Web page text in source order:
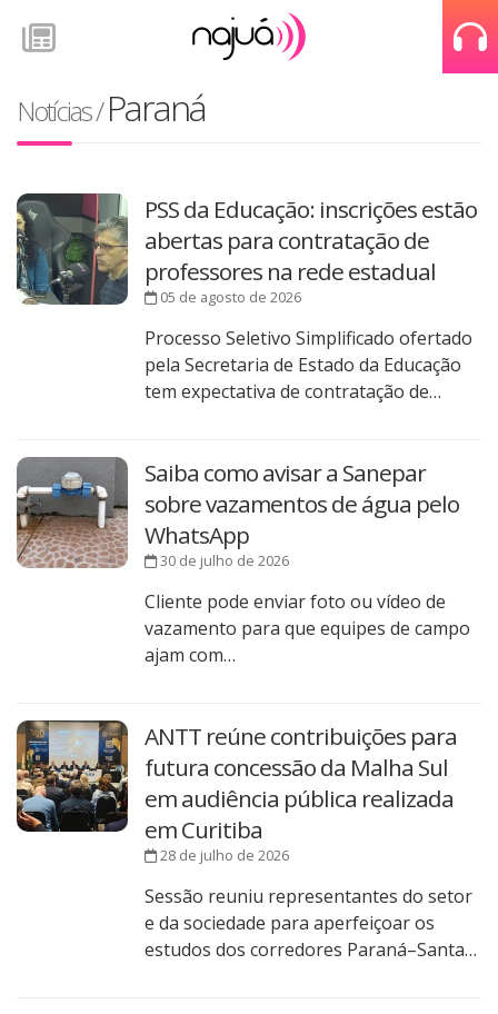
Notícias/Paraná
PSS da Educação: inscrições estão
abertas para contratação de
professores na rede estadual
05 de agosto de 2026
Processo Seletivo Simplificado ofertado
pela Secretaria de Estado da Educação
tem expectativa de contratação de…
Saiba como avisar a Sanepar
sobre vazamentos de água pelo
WhatsApp
30 de julho de 2026
Cliente pode enviar foto ou vídeo de
vazamento para que equipes de campo
ajam com…
ANTT reúne contribuições para
futura concessão da Malha Sul
em audiência pública realizada
em Curitiba
28 de julho de 2026
Sessão reuniu representantes do setor
e da sociedade para aperfeiçoar os
estudos dos corredores Paraná–Santa…